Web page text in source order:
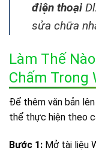
điện thoại
sửa chữa
Làm Thế
Chấm Trong
Để thêm văn bản
thể thực hiện theo
Bước 1: Mở tài liệu